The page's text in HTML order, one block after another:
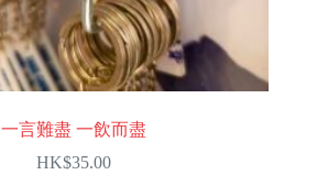
一言難盡 一飲而盡
HK$35.00